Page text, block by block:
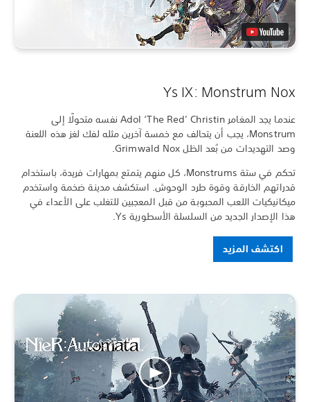
Ys IX: Monstrum Nox
عندما يجد المغامر Adol ‘The Red’ Christin نفسه متحولًا إلى
Monstrum، يجب أن يتحالف مع خمسة آخرين مثله لفك لغز هذه اللعنة
وصد التهديدات من بُعد الظل Grimwald Nox.
تحكم في ستة Monstrums، كل منهم يتمتع بمهارات فريدة، باستخدام
قدراتهم الخارقة وقوة طرد الوحوش. استكشف مدينة ضخمة واستخدم
ميكانيكيات اللعب المحبوبة من قبل المعجبين للتغلب على الأعداء في
هذا الإصدار الجديد من السلسلة الأسطورية Ys.
اكتشف المزيد